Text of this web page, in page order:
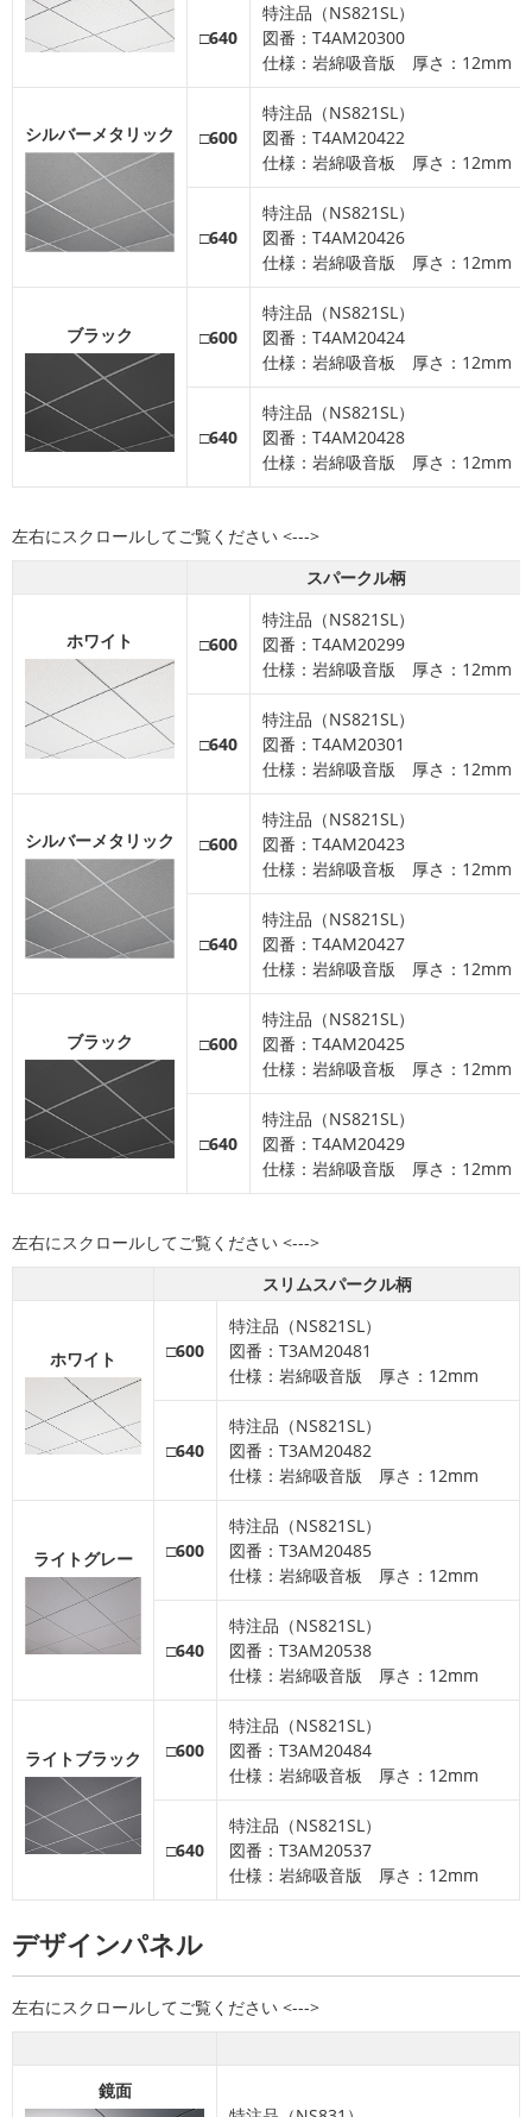
□640
特注品（NS821SL）
図番：T4AM20300
仕様：岩綿吸音版 厚さ：12mm
シルバーメタリック □600
特注品（NS821SL）
図番：T4AM20422
仕様：岩綿吸音板 厚さ：12mm
□640
特注品（NS821SL）
図番：T4AM20426
仕様：岩綿吸音版 厚さ：12mm
ブラック □600
特注品（NS821SL）
図番：T4AM20424
仕様：岩綿吸音板 厚さ：12mm
□640
特注品（NS821SL）
図番：T4AM20428
仕様：岩綿吸音版 厚さ：12mm
スパークル柄
ホワイト □600
特注品（NS821SL）
図番：T4AM20299
仕様：岩綿吸音版 厚さ：12mm
□640
特注品（NS821SL）
図番：T4AM20301
仕様：岩綿吸音版 厚さ：12mm
シルバーメタリック □600
特注品（NS821SL）
図番：T4AM20423
仕様：岩綿吸音板 厚さ：12mm
□640
特注品（NS821SL）
図番：T4AM20427
仕様：岩綿吸音版 厚さ：12mm
ブラック □600
特注品（NS821SL）
図番：T4AM20425
仕様：岩綿吸音板 厚さ：12mm
□640
特注品（NS821SL）
図番：T4AM20429
仕様：岩綿吸音版 厚さ：12mm
スリムスパークル柄
ホワイト □600
特注品（NS821SL）
図番：T3AM20481
仕様：岩綿吸音版 厚さ：12mm
□640
特注品（NS821SL）
図番：T3AM20482
仕様：岩綿吸音版 厚さ：12mm
ライトグレー □600
特注品（NS821SL）
図番：T3AM20485
仕様：岩綿吸音板 厚さ：12mm
□640
特注品（NS821SL）
図番：T3AM20538
仕様：岩綿吸音版 厚さ：12mm
ライトブラック □600
特注品（NS821SL）
図番：T3AM20484
仕様：岩綿吸音板 厚さ：12mm
□640
特注品（NS821SL）
図番：T3AM20537
仕様：岩綿吸音版 厚さ：12mm
デザインパネル
鏡面